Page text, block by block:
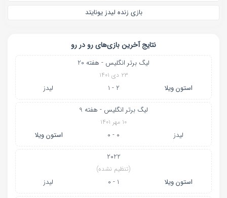
بازی زنده لیدز یونایتد
نتایج آخرین بازی‌های رو در رو
لیگ برتر انگلیس - هفته 20
۲۳ دی ۱۴۰۱
استون ویلا 2 - 1 لیدز
لیگ برتر انگلیس - هفته 9
۱۰ مهر ۱۴۰۱
لیدز 0 - 0 استون ویلا
2022
(تنظیم نشده)
استون ویلا 1 - 0 لیدز